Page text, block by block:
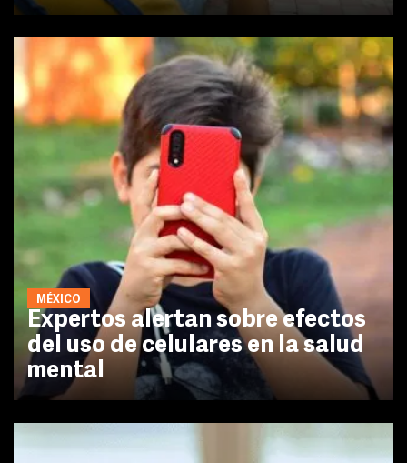
MÉXICO
Expertos alertan sobre efectos
del uso de celulares en la salud
mental